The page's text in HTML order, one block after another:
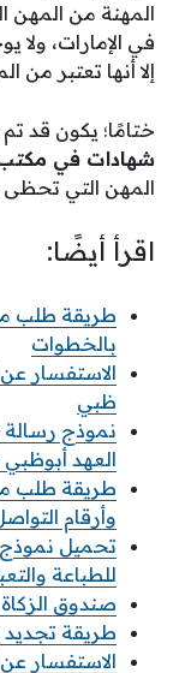
المهنة من المهن
في الإمارات،
إلا أنها تعتبر
ختامًا؛ يكون قد
شهادات في مكتب
المهن التي تحظى
اقرأ أيضًا:
طريقة طلب
بالخطوات
الاستفسار عن
ظبي
نموذج
العهد
طريقة طلب
وأرقام
تحميل
للطباعة
صندوق
طريقة تجديد
الاستفسار